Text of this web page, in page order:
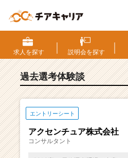
S・
選
考
験
ベ
求人を探す 説明会を探す
過去選考体験談
エントリーシート
アクセンチュア株式会社
コンサルタント